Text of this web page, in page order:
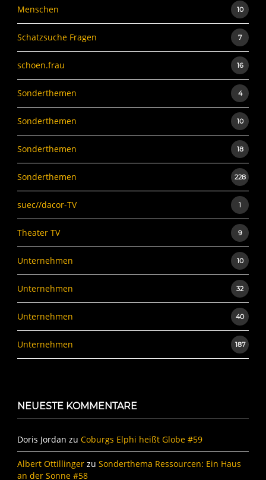
Menschen 10
Schatzsuche Fragen 7
schoen.frau 16
Sonderthemen 4
Sonderthemen 10
Sonderthemen 18
Sonderthemen 228
suec//dacor-TV 1
Theater TV 9
Unternehmen 10
Unternehmen 32
Unternehmen 40
Unternehmen 187
NEUESTE KOMMENTARE
Doris Jordan zu Coburgs Elphi heißt Globe #59
Albert Ottillinger zu Sonderthema Ressourcen: Ein Haus
an der Sonne #58